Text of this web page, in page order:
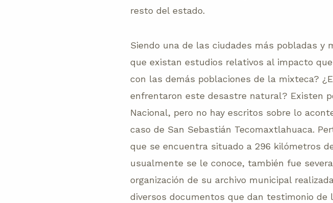
resto del estado.
Siendo una de las ciudades más pobladas y
que existan estudios relativos al impacto
con las demás poblaciones de la mixteca?
enfrentaron este desastre natural? Existen
Nacional, pero no hay escritos sobre lo
caso de San Sebastián Tecomaxtlahuaca.
que se encuentra situado a 296 kilómetros
usualmente se le conoce, también fue
organización de su archivo municipal
diversos documentos que dan testimonio